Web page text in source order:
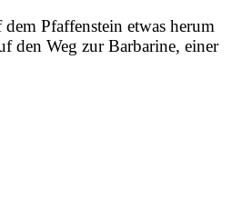
Pfaffenstein etwas herum
den Weg zur Barbarine, einer